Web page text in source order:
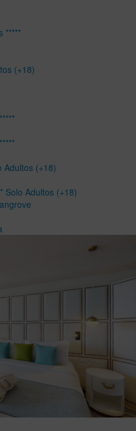
*****
(+18)
Adultos (+18)
Solo Adultos (+18)